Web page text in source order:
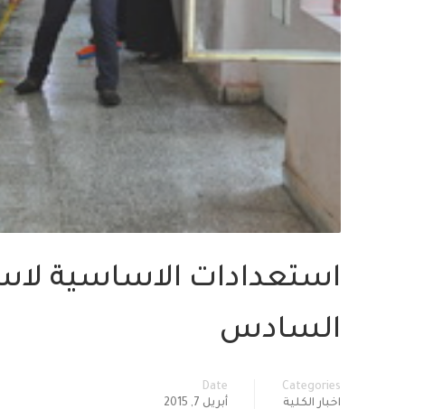
استعدادات الاساسية
السادس
Categories
اخبار الكلية
Date
أبريل 7, 2015